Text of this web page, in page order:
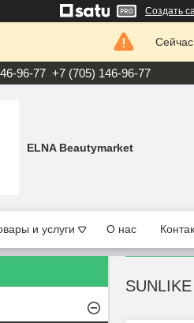
Создать
96-77 +7 (705) 146-96-77
ELNA Beautymarket
и услуги О нас